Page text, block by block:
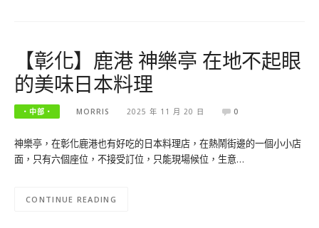
【彰化】鹿港 神樂亭 在地不起眼
的美味日本料理
‧中部‧ MORRIS 2025 年 11 月 20 日 0
神樂亭，在彰化鹿港也有好吃的日本料理店，在熱鬧街邊的一個小小店
面，只有六個座位，不接受訂位，只能現場候位，生意…
CONTINUE READING